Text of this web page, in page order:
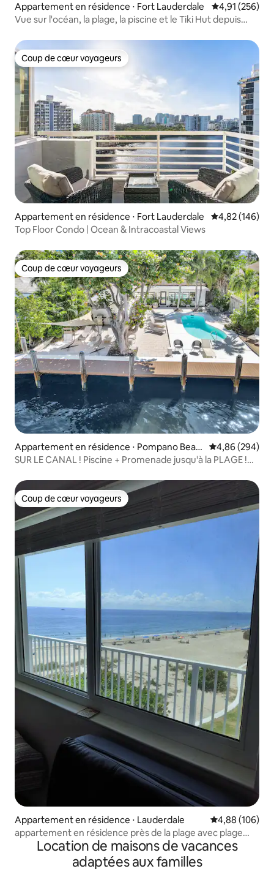
Appartement en résidence ⋅ Fort Lauderdale Évaluation
4,91 (256)
Vue sur l'océan, la plage, la piscine et le Tiki Hut depuis
Coup de cœur voyageurs
Coup de cœur voyageurs
Appartement en résidence ⋅ Fort Lauderdale Évaluation
4,82 (146)
Top Floor Condo | Ocean & Intracoastal Views
Coup de cœur voyageurs
Coup de cœur voyageurs
Appartement en résidence ⋅ Pompano Beac
h
Évaluation
4,86 (294)
SUR LE CANAL ! Piscine + Promenade jusqu'à la PLAGE !
Coup de cœur voyageurs
Coup de cœur voyageurs
Appartement en résidence ⋅ Lauderdale Évaluation
4,88 (106)
appartement en résidence près de la plage avec plage
privée et cuisine équipée
Location de maisons de vacances
adaptées aux familles